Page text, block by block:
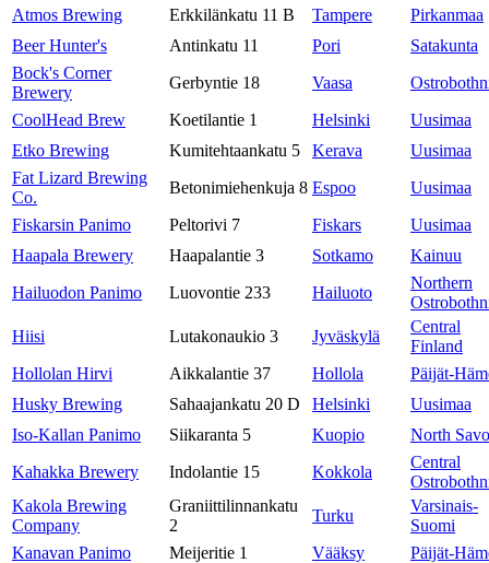
Atmos Brewing
Erkkilänkatu 11 B Tampere
Pirkanmaa
Beer Hunter's
Antinkatu 11 Pori
Satakunta
Bock's Corner
Brewery
Gerbyntie 18 Vaasa
CoolHead Brew
Koetilantie 1 Helsinki
Uusimaa
Etko Brewing
Kumitehtaankatu 5 Kerava
Uusimaa
Fat Lizard Brewing
Co.
Betonimiehenkuja 8 Espoo
Uusimaa
Fiskarsin Panimo
Peltorivi 7 Fiskars
Uusimaa
Haapala Brewery
Haapalantie 3 Sotkamo
Kainuu
Hailuodon Panimo
Luovontie 233 Hailuoto
Northern
Hiisi
Lutakonaukio 3 Jyväskylä
Central
Finland
Hollolan Hirvi
Aikkalantie 37 Hollola
Päijät-
Husky Brewing
Sahaajankatu 20 D Helsinki
Uusimaa
Iso-Kallan Panimo
Siikaranta 5 Kuopio
North Savo
Kahakka Brewery
Indolantie 15 Kokkola
Central
Kakola Brewing
Company
Graniittilinnankatu
2
Turku
Varsinais-
Suomi
Kanavan Panimo
Meijeritie 1 Vääksy
Päijät-